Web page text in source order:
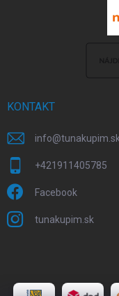
KONTAKT
info@tunakupim.sk
+421911405785
Facebook
tunakupim.sk